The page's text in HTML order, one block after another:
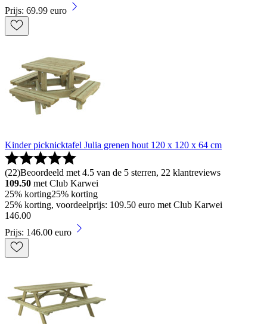
Prijs: 69.99 euro
Kinder picknicktafel Julia grenen hout 120 x 120 x 64 cm
(22)Beoordeeld met 4.5 van de 5 sterren, 22 klantreviews
109.50 met Club Karwei
25% korting25% korting
25% korting, voordeelprijs: 109.50 euro met Club Karwei
146.00
Prijs: 146.00 euro